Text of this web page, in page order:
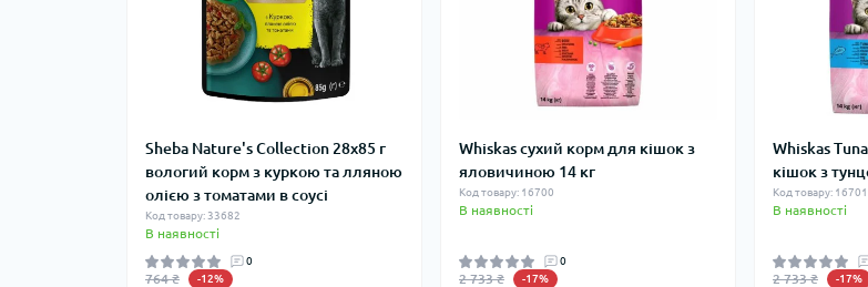
Sheba Nature's Collection 28х85 г
вологий корм з куркою та лляною
олією з томатами в соусі
Код товару: 33682
В наявності
0
764 ₴ -12%
Whiskas сухий корм для кішок з
яловичиною 14 кг
Код товару: 16700
В наявності
0
2 733 ₴ -17%
Whiskas
кішок з
Код товару: 16701
В наявності
2 733 ₴ -17%